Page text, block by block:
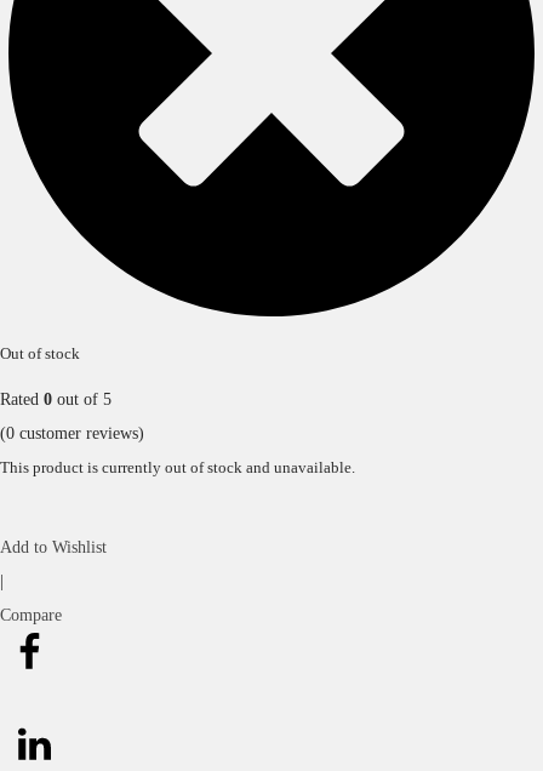
Out of stock
Rated 0 out of 5
(0 customer reviews)
This product is currently out of stock and unavailable.
Add to Wishlist
Compare